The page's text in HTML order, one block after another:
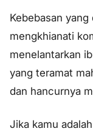
Kebebasan
mengkhianati
menelantarkan
yang teramat
dan hancurnya
Jika kamu